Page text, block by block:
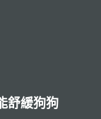
舒緩狗狗